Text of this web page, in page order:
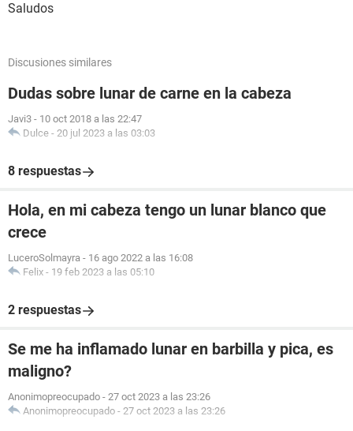
Saludos
Discusiones similares
Dudas sobre lunar de carne en la cabeza
Javi3 - 10 oct 2018 a las 22:47
Dulce - 20 jul 2023 a las 03:03
8 respuestas
Hola, en mi cabeza tengo un lunar blanco que
crece
LuceroSolmayra - 16 ago 2022 a las 16:08
Felix - 19 feb 2023 a las 05:10
2 respuestas
Se me ha inflamado lunar en barbilla y pica, es
maligno?
Anonimopreocupado - 27 oct 2023 a las 23:26
Anonimopreocupado - 27 oct 2023 a las 23:26